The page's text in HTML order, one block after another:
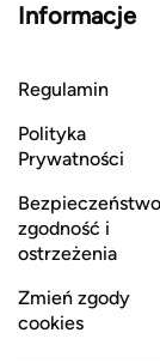
Informacje
Regulamin
Polityka
Prywatności
zgodność i
ostrzeżenia
Zmień zgody
cookies